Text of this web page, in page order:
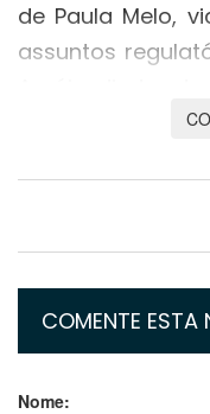
de Paula Melo,
assuntos
adenovírus de
coronavírus,
proteína S (de
usada pelo
hospedeiro)
no organismo.
COMENTE ESTA
Nome: